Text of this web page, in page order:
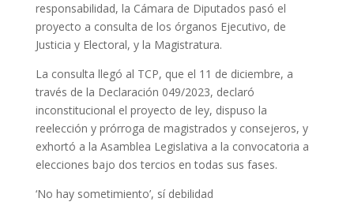
responsabilidad, la Cámara de Diputados pasó el
proyecto a consulta de los órganos Ejecutivo, de
Justicia y Electoral, y la Magistratura.
La consulta llegó al TCP, que el 11 de diciembre, a
través de la Declaración 049/2023, declaró
inconstitucional el proyecto de ley, dispuso la
reelección y prórroga de magistrados y consejeros, y
exhortó a la Asamblea Legislativa a la convocatoria a
elecciones bajo dos tercios en todas sus fases.
‘No hay sometimiento’, sí debilidad